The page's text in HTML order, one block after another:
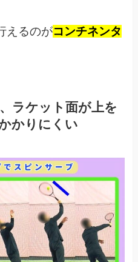
えるのがコンチネンタ
ラケット面が上を
かりにくい